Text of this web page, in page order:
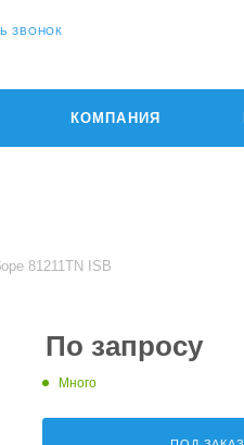
ЗВОНОК
КОМПАНИЯ
81211TN ISB
По запросу
Много